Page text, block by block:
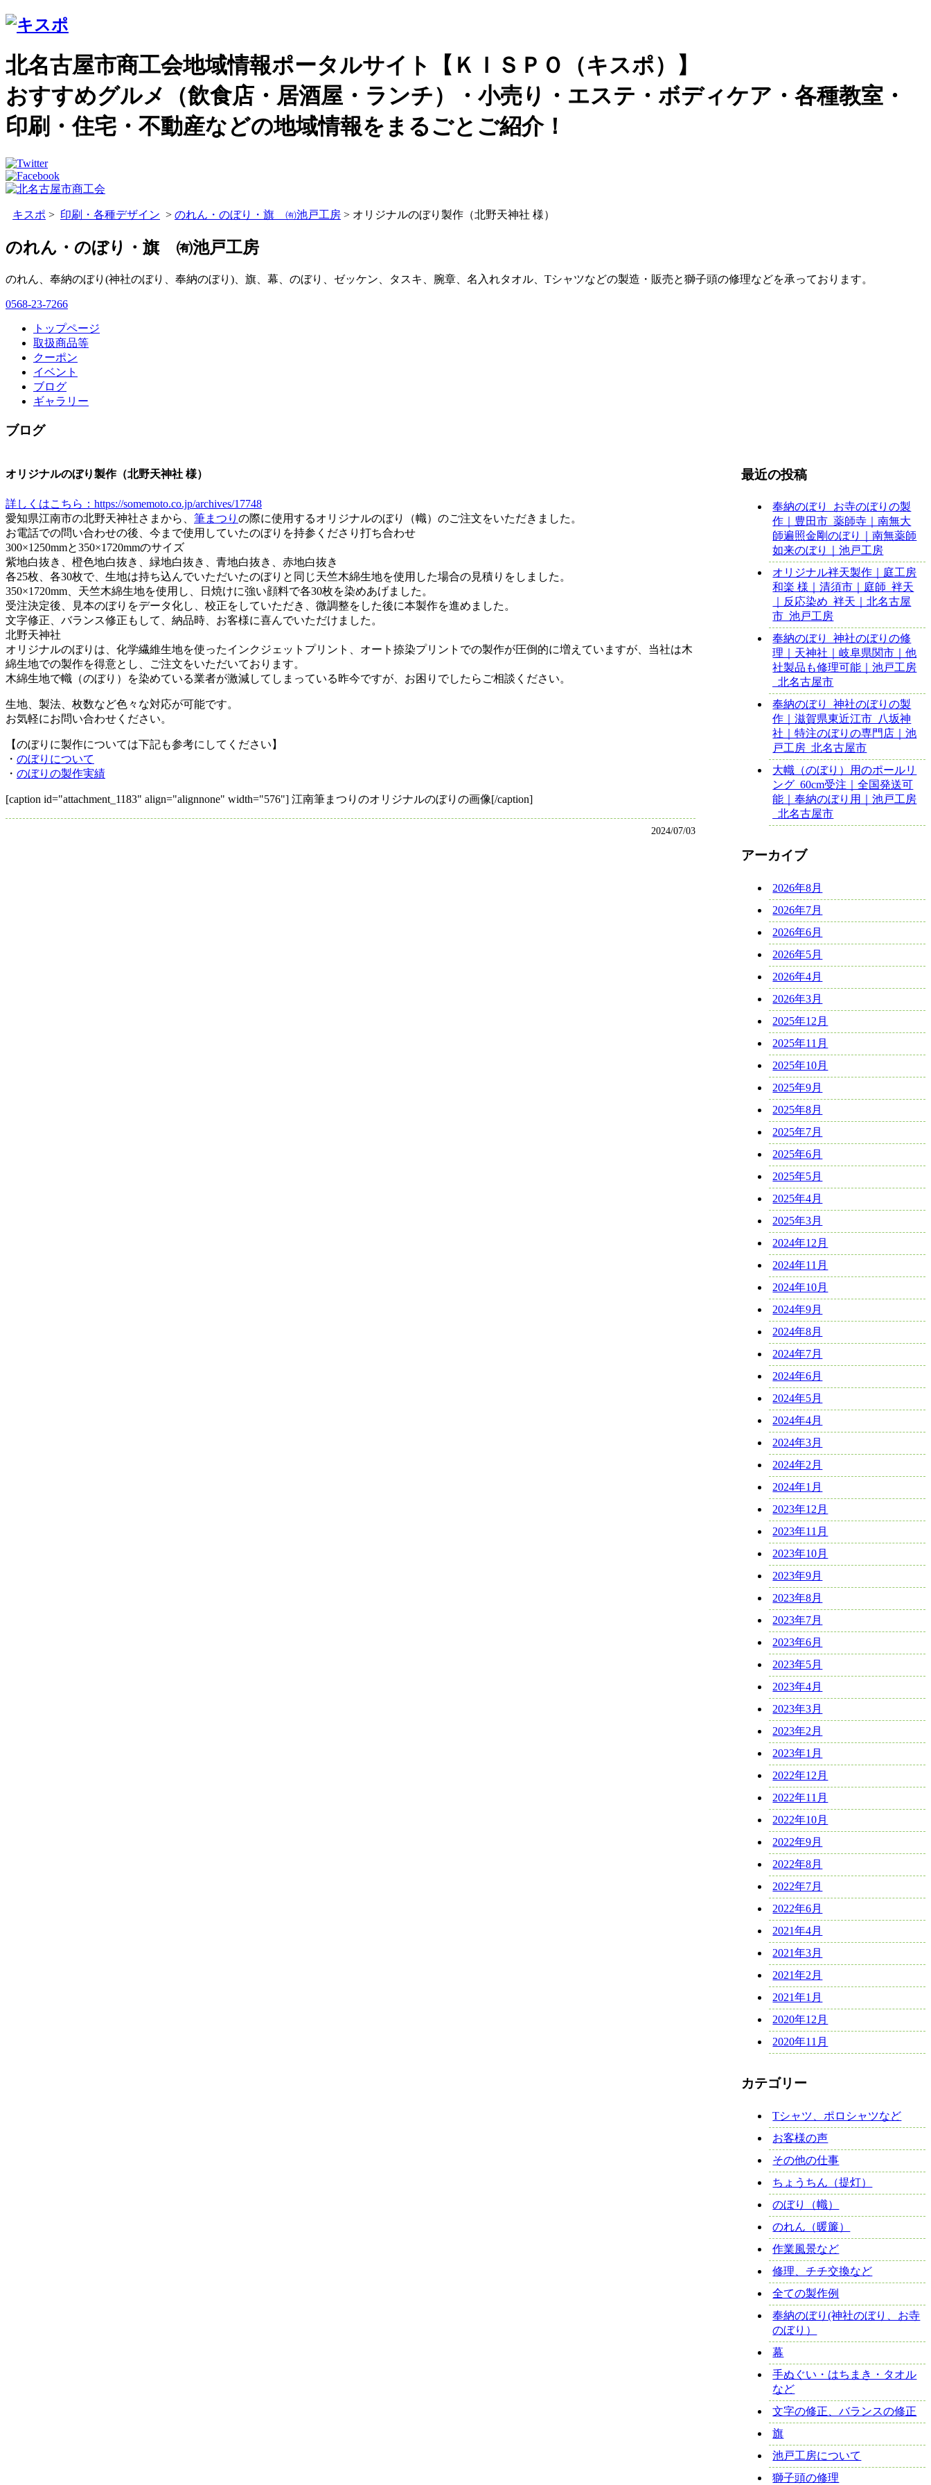
北名古屋市商工会地域情報ポータルサイト【ＫＩＳＰＯ（キスポ）】
おすすめグルメ（飲食店・居酒屋・ランチ）・小売り・エステ・ボディケア・各種教室・
印刷・住宅・不動産などの地域情報をまるごとご紹介！
キスポ > 印刷・各種デザイン > のれん・のぼり・旗 ㈲池戸工房 > オリジナルのぼり製作（北野天神社 様）
のれん・のぼり・旗 ㈲池戸工房
のれん、奉納のぼり(神社のぼり、奉納のぼり)、旗、幕、のぼり、ゼッケン、タスキ、腕章、名入れタオル、Tシャツなどの製造・販売と獅子頭の修理などを承っております。
0568-23-7266
トップページ
取扱商品等
クーポン
イベント
ブログ
ギャラリー
ブログ
オリジナルのぼり製作（北野天神社 様）
詳しくはこちら：https://somemoto.co.jp/archives/17748
愛知県江南市の北野天神社さまから、 筆まつり の際に使用するオリジナルのぼり（幟）のご注文をいただきました。
お電話での問い合わせの後、今まで使用していたのぼりを持参くださり打ち合わせ
300×1250mmと350×1720mmのサイズ
紫地白抜き、橙色地白抜き、緑地白抜き、青地白抜き、赤地白抜き
各25枚、各30枚で、生地は持ち込んでいただいたのぼりと同じ天竺木綿生地を使用した場合の見積りをしました。
350×1720mm、天竺木綿生地を使用し、日焼けに強い顔料で各30枚を染めあげました。
受注決定後、見本のぼりをデータ化し、校正をしていただき、微調整をした後に本製作を進めました。
文字修正、バランス修正もして、納品時、お客様に喜んでいただけました。
北野天神社
オリジナルのぼりは、化学繊維生地を使ったインクジェットプリント、オート捺染プリントでの製作が圧倒的に増えていますが、当社は木
綿生地での製作を得意とし、ご注文をいただいております。
木綿生地で幟（のぼり）を染めている業者が激減してしまっている昨今ですが、お困りでしたらご相談ください。
生地、製法、枚数など色々な対応が可能です。
お気軽にお問い合わせください。
【のぼりに製作については下記も参考にしてください】
・ のぼりについて
・ のぼりの製作実績
[caption id="attachment_1183" align="alignnone" width="576"] 江南筆まつりのオリジナルのぼりの画像[/caption]
2024/07/03
最近の投稿
奉納のぼり_お寺のぼりの製
作｜豊田市_薬師寺｜南無大
師遍照金剛のぼり｜南無薬師
如来のぼり｜池戸工房
オリジナル袢天製作｜庭工房
和楽 様｜清須市｜庭師_袢天
｜反応染め_袢天｜北名古屋
市_池戸工房
奉納のぼり_神社のぼりの修
理｜天神社｜岐阜県関市｜他
社製品も修理可能｜池戸工房
_北名古屋市
奉納のぼり_神社のぼりの製
作｜滋賀県東近江市_八坂神
社｜特注のぼりの専門店｜池
戸工房_北名古屋市
大幟（のぼり）用のポールリ
ング_60cm受注｜全国発送可
能｜奉納のぼり用｜池戸工房
_北名古屋市
アーカイブ
2026年8月
2026年7月
2026年6月
2026年5月
2026年4月
2026年3月
2025年12月
2025年11月
2025年10月
2025年9月
2025年8月
2025年7月
2025年6月
2025年5月
2025年4月
2025年3月
2024年12月
2024年11月
2024年10月
2024年9月
2024年8月
2024年7月
2024年6月
2024年5月
2024年4月
2024年3月
2024年2月
2024年1月
2023年12月
2023年11月
2023年10月
2023年9月
2023年8月
2023年7月
2023年6月
2023年5月
2023年4月
2023年3月
2023年2月
2023年1月
2022年12月
2022年11月
2022年10月
2022年9月
2022年8月
2022年7月
2022年6月
2021年4月
2021年3月
2021年2月
2021年1月
2020年12月
2020年11月
カテゴリー
Tシャツ、ポロシャツなど
お客様の声
その他の仕事
ちょうちん（提灯）
のぼり（幟）
のれん（暖簾）
作業風景など
修理、チチ交換など
全ての製作例
奉納のぼり(神社のぼり、お寺
のぼり）
幕
手ぬぐい・はちまき・タオル
など
文字の修正、バランスの修正
旗
池戸工房について
獅子頭の修理